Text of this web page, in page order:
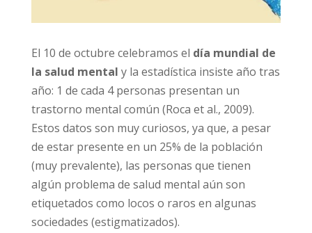
El 10 de octubre celebramos el día mundial
de la salud mental
y la estadística insiste
año tras año: 1 de cada 4 personas presentan
un trastorno mental común (Roca et al., 2009).
Estos datos son muy curiosos, ya que, a pesar
de estar presente en un 25% de la población
(muy prevalente), las personas que tienen
algún problema de salud mental aún son
etiquetados como locos o raros en algunas
sociedades (estigmatizados).
de los datos personales que va a proporcionar. La finalidad del tratamiento es la
internacionalmente los datos personales necesarios. El interesado podrá ejercer sus
derechos de protección de datos por escrito, incluida copia de documento oficial
identificativo, dirigido a Asociación Stop Porn Start Sex, C/ Guisando n. 34, 28035 –
Madrid (España) o al emailinfo@daleunavuelta.org. Más información en lapolítica
de privacidad